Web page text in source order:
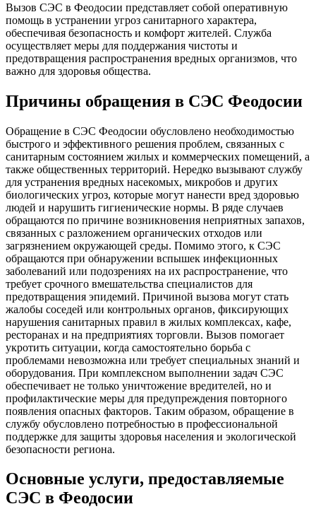
Вызов СЭС в Феодосии представляет собой оперативную
помощь в устранении угроз санитарного характера,
обеспечивая безопасность и комфорт жителей. Служба
осуществляет меры для поддержания чистоты и
предотвращения распространения вредных организмов, что
важно для здоровья общества.
Причины обращения в СЭС Феодосии
Обращение в СЭС Феодосии обусловлено необходимостью
быстрого и эффективного решения проблем, связанных с
санитарным состоянием жилых и коммерческих помещений, а
также общественных территорий. Нередко вызывают службу
для устранения вредных насекомых, микробов и других
биологических угроз, которые могут нанести вред здоровью
людей и нарушить гигиенические нормы. В ряде случаев
обращаются по причине возникновения неприятных запахов,
связанных с разложением органических отходов или
загрязнением окружающей среды. Помимо этого, к СЭС
обращаются при обнаружении вспышек инфекционных
заболеваний или подозрениях на их распространение, что
требует срочного вмешательства специалистов для
предотвращения эпидемий. Причиной вызова могут стать
жалобы соседей или контрольных органов, фиксирующих
нарушения санитарных правил в жилых комплексах, кафе,
ресторанах и на предприятиях торговли. Вызов помогает
укротить ситуации, когда самостоятельно борьба с
проблемами невозможна или требует специальных знаний и
оборудования. При комплексном выполнении задач СЭС
обеспечивает не только уничтожение вредителей, но и
профилактические меры для предупреждения повторного
появления опасных факторов. Таким образом, обращение в
службу обусловлено потребностью в профессиональной
поддержке для защиты здоровья населения и экологической
безопасности региона.
Основные услуги, предоставляемые
СЭС в Феодосии